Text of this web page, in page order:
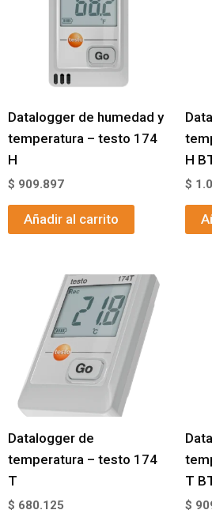
Datalogger de humedad y
temperatura – testo 174
H
$ 909.897
Añadir al carrito
H
$
Datalogger de
temperatura – testo 174
T
$ 680.125
T
$